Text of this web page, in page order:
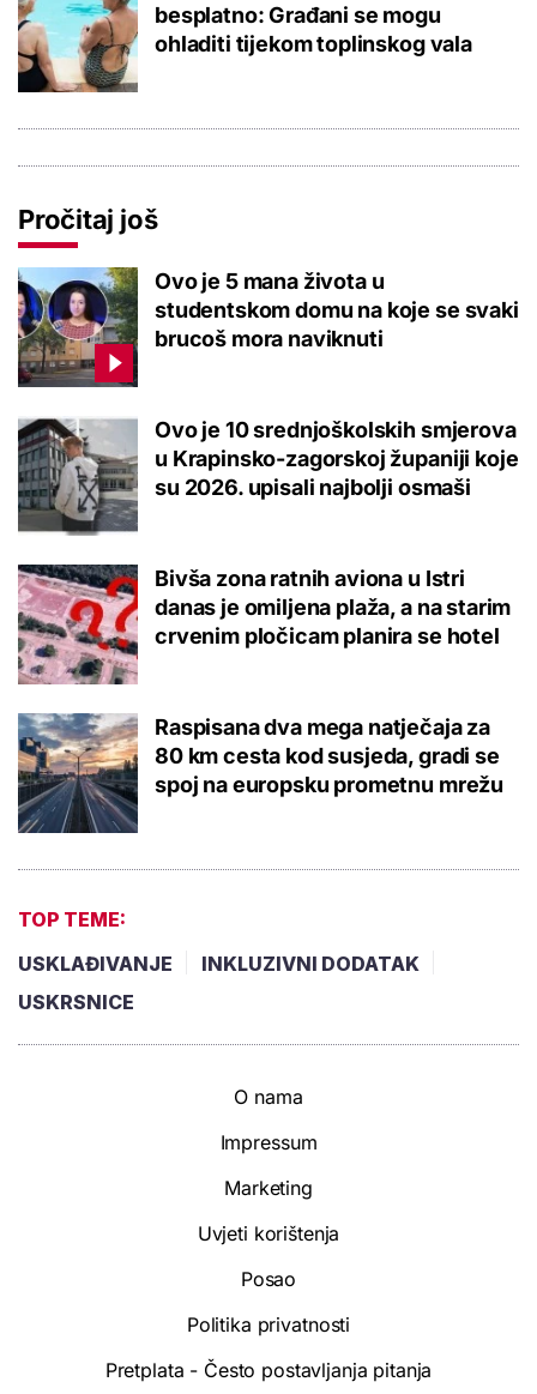
besplatno: Građani se mogu
ohladiti tijekom toplinskog vala
Pročitaj još
Ovo je 5 mana života u
studentskom domu na koje se svaki
brucoš mora naviknuti
Ovo je 10 srednjoškolskih smjerova
u Krapinsko-zagorskoj županiji koje
su 2026. upisali najbolji osmaši
Bivša zona ratnih aviona u Istri
danas je omiljena plaža, a na starim
crvenim pločicam planira se hotel
Raspisana dva mega natječaja za
80 km cesta kod susjeda, gradi se
spoj na europsku prometnu mrežu
TOP TEME:
USKLAĐIVANJE
INKLUZIVNI DODATAK
USKRSNICE
O nama
Impressum
Marketing
Uvjeti korištenja
Posao
Politika privatnosti
Pretplata - Često postavljanja pitanja